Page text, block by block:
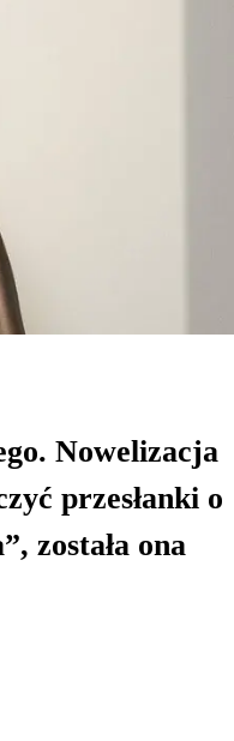
Nowelizacja
przesłanki o
została ona